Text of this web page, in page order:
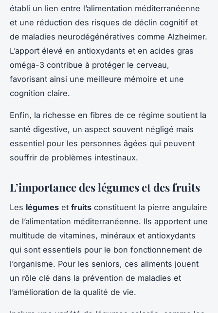
établi un lien entre l’alimentation méditerranéenne
et une réduction des risques de déclin cognitif et
de maladies neurodégénératives comme Alzheimer.
L’apport élevé en antioxydants et en acides gras
oméga-3 contribue à protéger le cerveau,
favorisant ainsi une meilleure mémoire et une
cognition claire.
Enfin, la richesse en fibres de ce régime soutient la
santé digestive, un aspect souvent négligé mais
essentiel pour les personnes âgées qui peuvent
souffrir de problèmes intestinaux.
L’importance des légumes et des fruits
Les légumes et fruits constituent la pierre angulaire
de l’alimentation méditerranéenne. Ils apportent une
multitude de vitamines, minéraux et antioxydants
qui sont essentiels pour le bon fonctionnement de
l’organisme. Pour les seniors, ces aliments jouent
un rôle clé dans la prévention de maladies et
l’amélioration de la qualité de vie.